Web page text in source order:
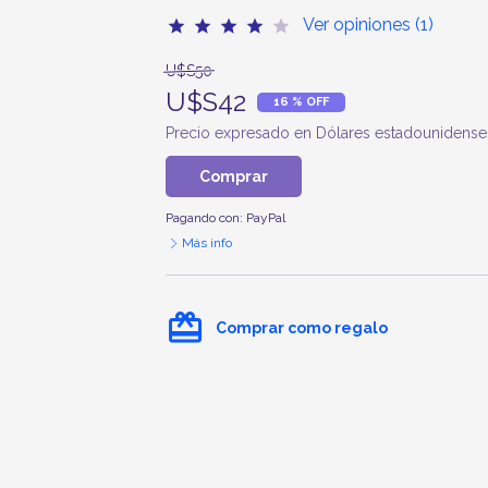
star star star star star Ver opiniones (1)
U$S50
U$S42 16 % OFF
Precio expresado en Dólares
Comprar
Pagando con: PayPal
Más info
card_giftcard Comprar como regalo